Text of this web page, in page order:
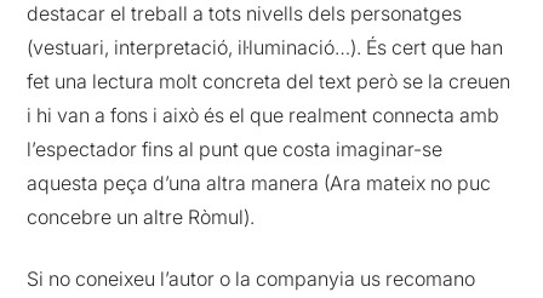
destacar el treball a tots nivells dels personatges
(vestuari, interpretació, il·luminació…). És cert que han
fet una lectura molt concreta del text però se la creuen
i hi van a fons i això és el que realment connecta amb
l’espectador fins al punt que costa imaginar-se
aquesta peça d’una altra manera (Ara mateix no puc
concebre un altre Ròmul).
Si no coneixeu l’autor o la companyia us recomano